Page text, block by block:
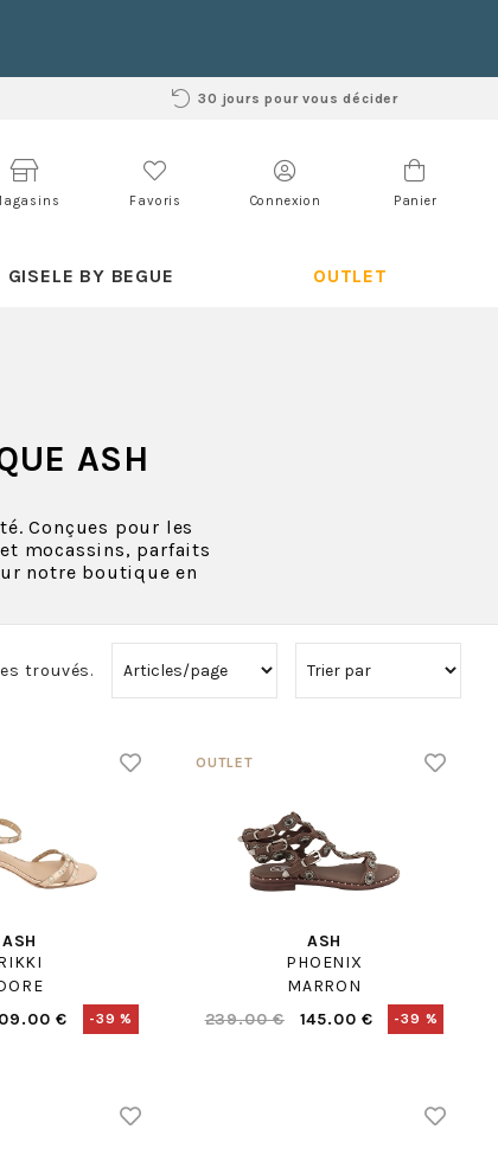
30 jours pour vous décider
Favoris Connexion Panier
GISELE BY BEGUE OUTLET
ASH
Conçues pour les
mocassins, parfaits
notre boutique en
trouvés.
ASH
€ -39 %
ASH
PHOENIX
MARRON
239.00 €
145.00 € -39 %